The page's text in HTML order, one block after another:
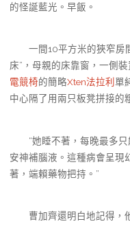
的怪誕藍光。早飯。
一間10平方米的狹窄房間
床”，母親的床靠窗，一側
電競椅的簡略Xten法拉利 單
中心隔了用兩只板凳拼接的
“她睡不著，每晚最多只
安神補腦液。這種病會呈現
著，端賴藥物把持。”
曹加齊還明白地記得，他